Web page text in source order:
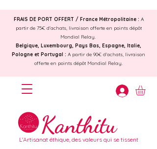
Kanthitu
L'Artisanat éthique, des valeurs qui se tissent
FRAIS DE PORT OFFERT / France Métropolitaine : A
partir de 75€ d'achats, livraison offerte en points dépôt
Mondial Relay.
Belgique, Luxembourg, Pays Bas, Espagne, Italie,
Pologne et Portugal : A partir de 90€ d'achats, livraison
offerte en points dépôt Mondial Relay.